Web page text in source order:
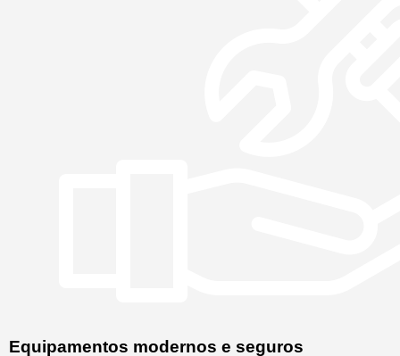
Equipamentos modernos e seguros